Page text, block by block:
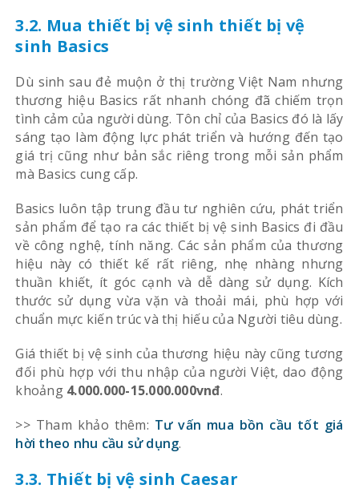
3.2. Mua thiết bị vệ sinh thiết bị vệ
sinh Basics
Dù sinh sau đẻ muộn ở thị trường Việt Nam nhưng
thương hiệu Basics rất nhanh chóng đã chiếm trọn
tình cảm của người dùng. Tôn chỉ của Basics đó là lấy
sáng tạo làm động lực phát triển và hướng đến tạo
giá trị cũng như bản sắc riêng trong mỗi sản phẩm
mà Basics cung cấp.
Basics luôn tập trung đầu tư nghiên cứu, phát triển
sản phẩm để tạo ra các thiết bị vệ sinh Basics đi đầu
về công nghệ, tính năng. Các sản phẩm của thương
hiệu này có thiết kế rất riêng, nhẹ nhàng nhưng
thuần khiết, ít góc cạnh và dễ dàng sử dụng. Kích
thước sử dụng vừa vặn và thoải mái, phù hợp với
chuẩn mực kiến trúc và thị hiếu của Người tiêu dùng.
Giá thiết bị vệ sinh của thương hiệu này cũng tương
đối phù hợp với thu nhập của người Việt, dao động
khoảng 4.000.000-15.000.000vnđ.
>> Tham khảo thêm: Tư vấn mua bồn cầu tốt giá
hời theo nhu cầu sử dụng.
3.3. Thiết bị vệ sinh Caesar